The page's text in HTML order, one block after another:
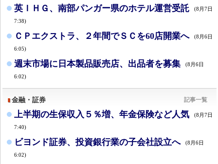
英ＩＨＧ、南部パンガー県のホテル運営受託 (8月7日
7:38)
ＣＰエクストラ、２年間でＳＣを60店開業へ (8月6日
6:05)
週末市場に日本製品販売店、出品者を募集 (8月6日
6:02)
金融・証券 記事一覧
上半期の生保収入５％増、年金保険など人気 (8月7日
7:40)
ビヨンド証券、投資銀行業の子会社設立へ (8月6日
6:02)